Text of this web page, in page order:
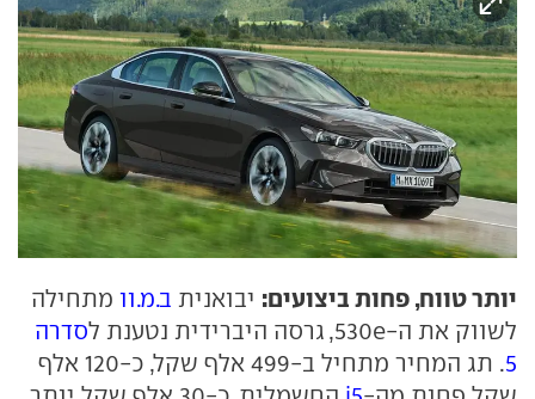
יותר טווח, פחות ביצועים: יבואנית ב.מ.וו מתחילה
לשווק את ה-530e, גרסה היברידית נטענת ל
סדרה
5
. תג המחיר מתחיל ב-499 אלף שקל, כ-120 אלף